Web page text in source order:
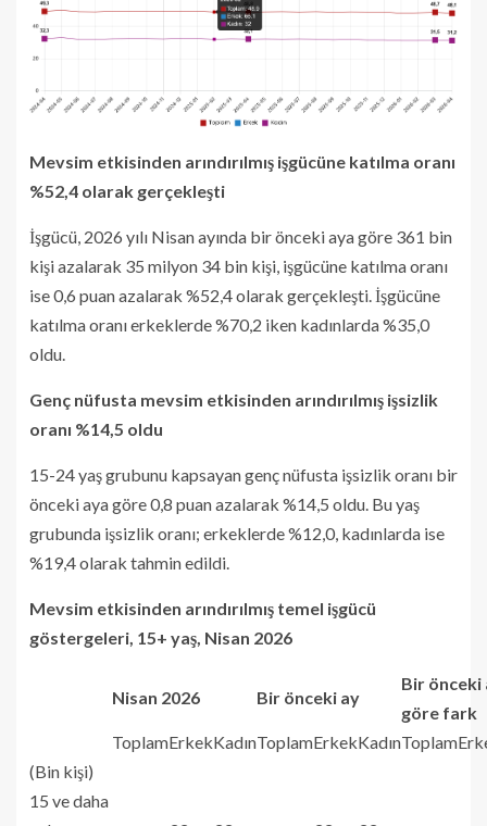
Mevsim etkisinden arındırılmış işgücüne katılma oranı
%52,4 olarak gerçekleşti
İşgücü, 2026 yılı Nisan ayında bir önceki aya göre 361 bin
kişi azalarak 35 milyon 34 bin kişi, işgücüne katılma oranı
ise 0,6 puan azalarak %52,4 olarak gerçekleşti. İşgücüne
katılma oranı erkeklerde %70,2 iken kadınlarda %35,0
oldu.
Genç nüfusta mevsim etkisinden arındırılmış işsizlik
oranı %14,5 oldu
15-24 yaş grubunu kapsayan genç nüfusta işsizlik oranı bir
önceki aya göre 0,8 puan azalarak %14,5 oldu. Bu yaş
grubunda işsizlik oranı; erkeklerde %12,0, kadınlarda ise
%19,4 olarak tahmin edildi.
Mevsim etkisinden arındırılmış temel işgücü
göstergeleri, 15+ yaş, Nisan 2026
Nisan 2026 Bir önceki ay
Bir önceki
göre fark
ToplamErkekKadınToplamErkekKadınToplam
(Bin kişi)
15 ve daha